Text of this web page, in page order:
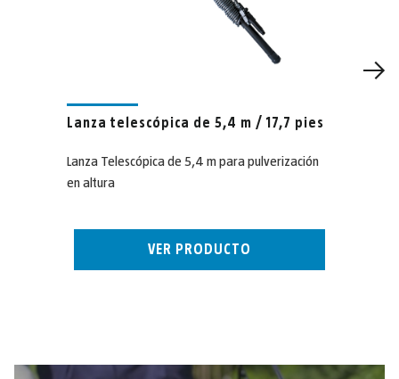
Lanza telescópica de 5,4 m / 17,7 pies
Lanza Telescópica de 5,4 m para pulverización
en altura
VER PRODUCTO